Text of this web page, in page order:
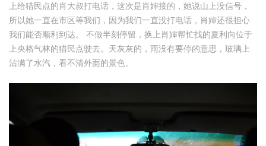
上给猎民点的肖大叔打电话，这次是肖婶接的，她说山上没信号，
所以她一直在市区等我们，因为我们一直没打电话，肖婶还很担心
我们能否顺利到达。 不做半刻停留，换上肖婶帮忙找的夏利向位于
上央格气林的猎民点驶去。天灰灰的，雨没有要停的意思，玻璃上
沾满了水汽，看不清外面的景色。